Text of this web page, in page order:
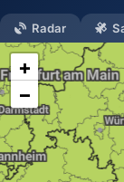
Radar
+
−